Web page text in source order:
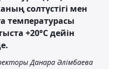
солтүстігі мен
температурасы
+20°С дейін
Данара Әлімбаева